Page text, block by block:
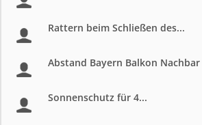
Rattern beim Schließen des...
Abstand Bayern Balkon Nachbar
Sonnenschutz für 4...